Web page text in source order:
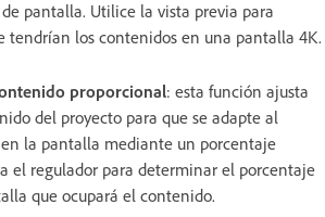
pantalla. Utilice la vista previa para
tendrían los contenidos en una pantalla 4K.
proporcional: esta función ajusta
del proyecto para que se adapte al
la pantalla mediante un porcentaje
el regulador para determinar el porcentaje
que ocupará el contenido.